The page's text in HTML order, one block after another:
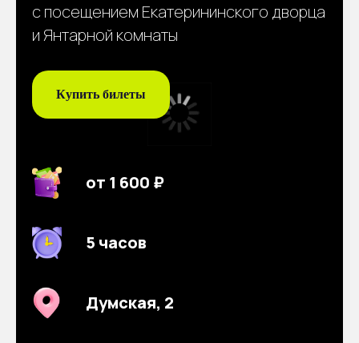
с поcещением Екатерининского дворца
и Янтарной комнаты
Купить билеты
от 1 600 ₽
5 часов
Думская, 2